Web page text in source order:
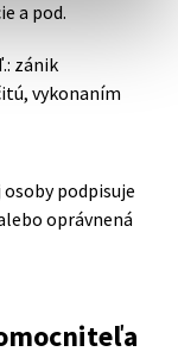
a pod.
zánik
vykonaním
podpisuje
oprávnená